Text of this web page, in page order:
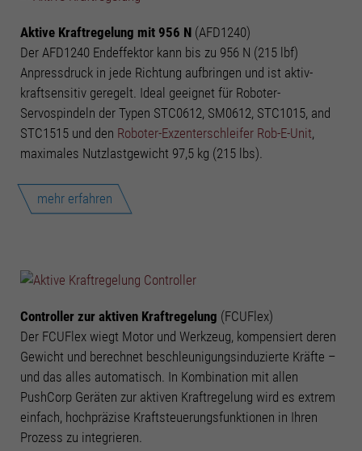
Aktive Kraftregelung mit 956 N (AFD1240)
Der AFD1240 Endeffektor kann bis zu 956 N (215 lbf)
Anpressdruck in jede Richtung aufbringen und ist aktiv-
kraftsensitiv geregelt. Ideal geeignet für Roboter-
Servospindeln der Typen STC0612, SM0612, STC1015, and
STC1515 und den Roboter-Exzenterschleifer Rob-E-Unit,
maximales Nutzlastgewicht 97,5 kg (215 lbs).
mehr erfahren
Controller zur aktiven Kraftregelung (FCUFlex)
Der FCUFlex wiegt Motor und Werkzeug, kompensiert deren
Gewicht und berechnet beschleunigungsinduzierte Kräfte –
und das alles automatisch. In Kombination mit allen
PushCorp Geräten zur aktiven Kraftregelung wird es extrem
einfach, hochpräzise Kraftsteuerungsfunktionen in Ihren
Prozess zu integrieren.